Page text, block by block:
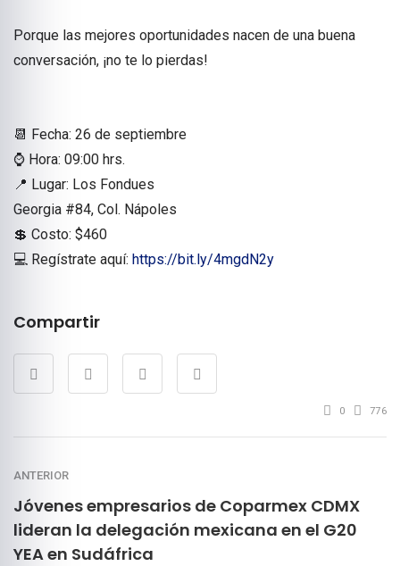
Porque las mejores oportunidades nacen de una buena
conversación, ¡no te lo pierdas!
📆 Fecha: 26 de septiembre
⌚ Hora: 09:00 hrs.
📍 Lugar: Los Fondues
Georgia #84, Col. Nápoles
💲 Costo: $460
💻 Regístrate aquí: https://bit.ly/4mgdN2y
Compartir
0 776
ANTERIOR
Jóvenes empresarios de Coparmex CDMX
lideran la delegación mexicana en el G20
YEA en Sudáfrica